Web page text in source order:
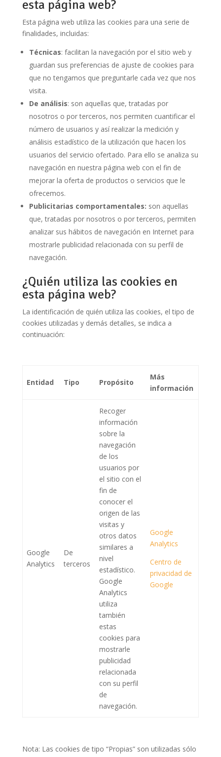
esta página web?
Esta página web utiliza las cookies para una serie de
finalidades, incluidas:
Técnicas: facilitan la navegación por el sitio web y
guardan sus preferencias de ajuste de cookies para
que no tengamos que preguntarle cada vez que nos
visita.
De análisis: son aquellas que, tratadas por
nosotros o por terceros, nos permiten cuantificar el
número de usuarios y así realizar la medición y
análisis estadístico de la utilización que hacen los
usuarios del servicio ofertado. Para ello se analiza su
navegación en nuestra página web con el fin de
mejorar la oferta de productos o servicios que le
ofrecemos.
Publicitarias comportamentales: son aquellas
que, tratadas por nosotros o por terceros, permiten
analizar sus hábitos de navegación en Internet para
mostrarle publicidad relacionada con su perfil de
navegación.
¿Quién utiliza las cookies en
esta página web?
La identificación de quién utiliza las cookies, el tipo de
cookies utilizadas y demás detalles, se indica a
continuación:
Entidad Tipo Propósito
Más
información
Google
Analytics
De
terceros
Recoger
información
sobre la
navegación
de los
usuarios por
el sitio con el
fin de
conocer el
origen de las
visitas y
otros datos
similares a
nivel
estadístico.
Google
Analytics
utiliza
también
estas
cookies para
mostrarle
publicidad
relacionada
con su perfil
de
navegación.
Google
Analytics
Centro de
privacidad de
Google
Nota: Las cookies de tipo “Propias” son utilizadas sólo